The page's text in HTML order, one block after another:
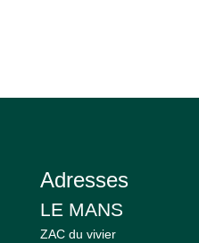
Adresses
LE MANS
ZAC du vivier